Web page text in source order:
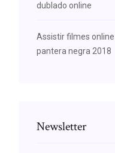
dublado online
Assistir filmes
pantera negra 2018
Newsletter